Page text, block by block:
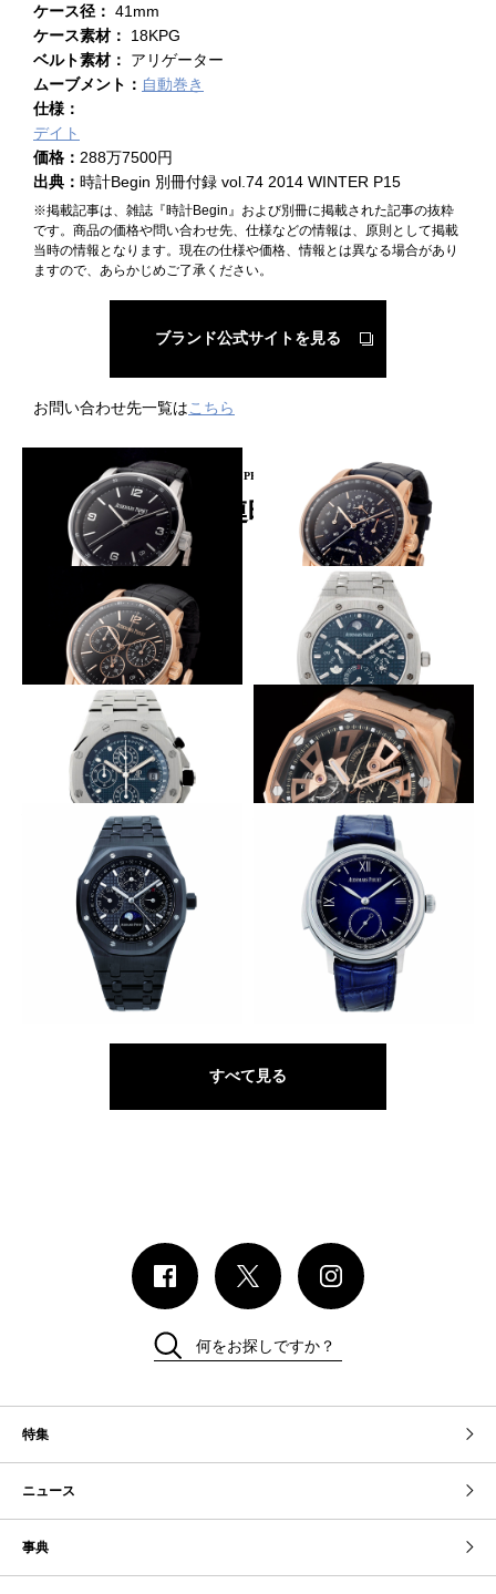
ケース径： 41mm
ケース素材： 18KPG
ベルト素材： アリゲーター
ムーブメント： 自動巻き
仕様：
デイト
価格： 288万7500円
出典： 時計Begin 別冊付録 vol.74 2014 WINTER P15
※掲載記事は、雑誌『時計Begin』および別冊に掲載された記事の抜粋
です。商品の価格や問い合わせ先、仕様などの情報は、原則として掲載
当時の情報となります。現在の仕様や価格、情報とは異なる場合があり
ますので、あらかじめご了承ください。
ブランド公式サイトを見る
お問い合わせ先一覧はこちら
PICKUP PRODUCT
関連時計
AUDEMARS PIGUET
CODE 11.59 バイ オーデマ ピ
ゲ オートマティック
文字盤煌めく複雑時計
AUDEMARS PIGUET
CODE 11.59 バイ オーデマ ピ
ゲ パーペチュアルカレンダー
一体型フライバック
AUDEMARS PIGUET
CODE 11.59 バイ オーデマ ピ
ゲ クロノグラフ
薄さの限界に挑む
AUDEMARS PIGUET
ロイヤル オーク RD♯2
初代オフショア復刻
AUDEMARS PIGUET
ロイヤル オーク オフショア ク
ロノグラフ
八角形ベゼルをオープンワーク
AUDEMARS PIGUET
ロイヤル オーク オフショア ト
ゥールビヨン・クロノグラフ
切削で得るシャープな造形
AUDEMARS PIGUET
ロイヤル オーク パーペチュア
ル カレンダー
朗々と鐘の音を響かせる
AUDEMARS PIGUET
ジュール オーデマ ミニッツリ
ピーター・スーパーソヌリ
すべて見る
特集
ニュース
事典
何をお探しですか？